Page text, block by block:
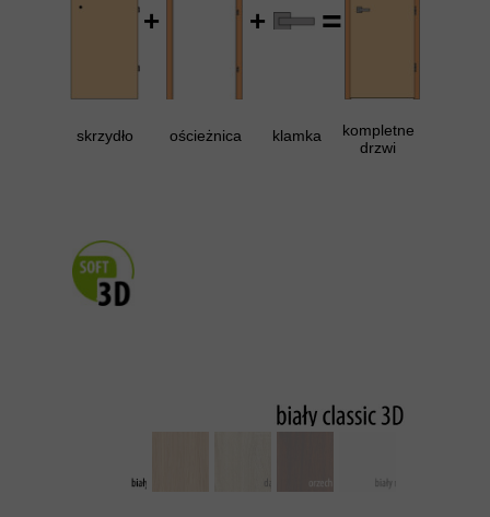
kompletne
drzwi
klamka
ościeżnica
skrzydło
=
+
+